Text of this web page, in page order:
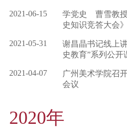
2021-06-15
学党史 曹雪教
史知识竞答大会
2021-05-31
谢昌晶书记线上
史教育”系列公开
2021-04-07
广州美术学院召
会议
2020年